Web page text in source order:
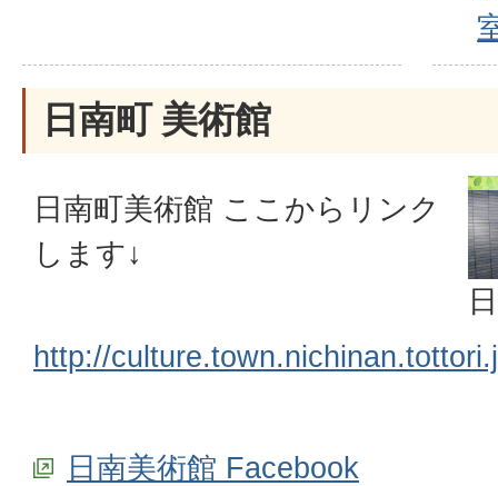
日南町 美術館
日南町美術館 ここからリンク
します↓
http://
日南美術館 Facebook